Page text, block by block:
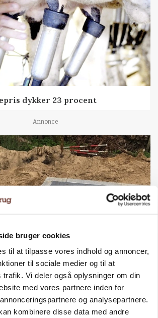
bruger cookies
til at tilpasse vores indhold og annoncer,
til sociale medier og til at
trafik. Vi deler også oplysninger om din
med vores partnere inden for
og analysepartnere.
kombinere disse data med andre
dykker 23 procent
Annonce
Byggeriet kan åbne nyt
Annonce